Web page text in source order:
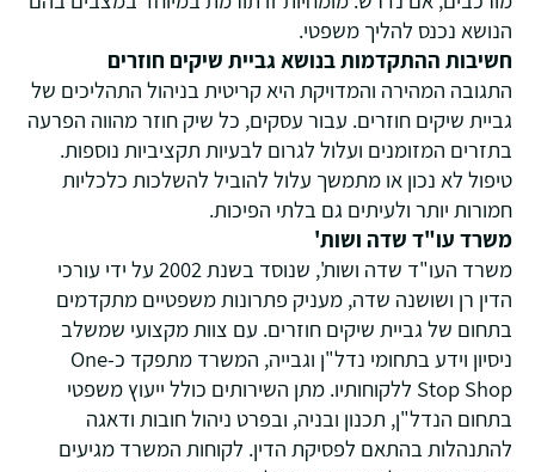
הנושא נכנס להליך משפטי.
חשיבות ההתקדמות בנושא גביית שיקים חוזרים
התגובה המהירה והמדויקת היא קריטית בניהול התהליכים של
גביית שיקים חוזרים. עבור עסקים, כל שיק חוזר מהווה הפרעה
בתזרים המזומנים ועלול לגרום לבעיות תקציביות נוספות.
טיפול לא נכון או מתמשך עלול להוביל להשלכות כלכליות
חמורות יותר ולעיתים גם בלתי הפיכות.
משרד עו"ד שדה ושות'
משרד העו"ד שדה ושות', שנוסד בשנת 2002 על ידי עורכי
הדין רן ושושנה שדה, מעניק פתרונות משפטיים מתקדמים
בתחום של גביית שיקים חוזרים. עם צוות מקצועי שמשלב
ניסיון וידע בתחומי נדל"ן וגבייה, המשרד מתפקד כ-One
Stop Shop ללקוחותיו. מתן השירותים כולל ייעוץ משפטי
בתחום הנדל"ן, תכנון ובניה, ובפרט ניהול חובות ודאגה
להתנהלות בהתאם לפסיקת הדין. לקוחות המשרד מגיעים